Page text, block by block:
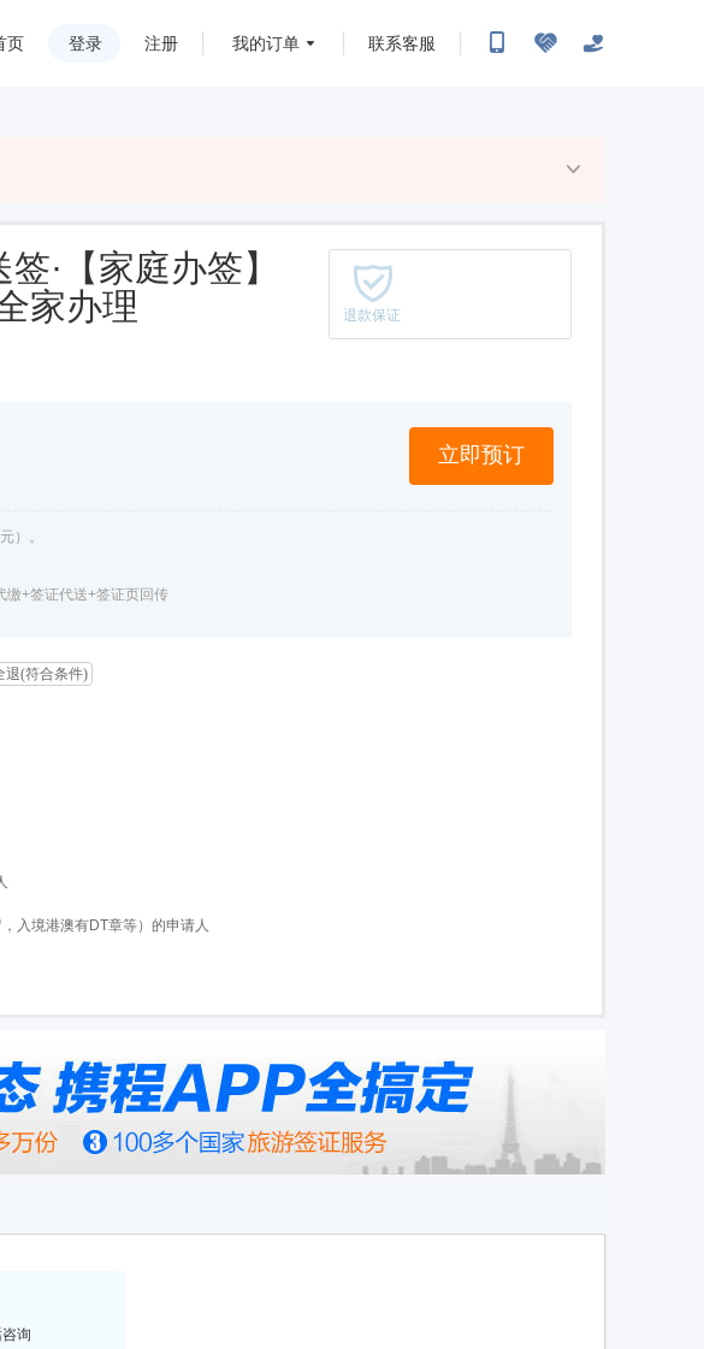
页 登录 注册 我的订单 联系客服
·【家庭办签】
家办理
退款保证
立即预订
）。
缴+签证代送+签证页回传
退(符合条件)
入境港澳有DT章等）的申请人
询